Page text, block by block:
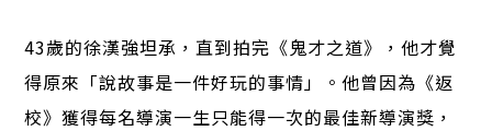
43歲的徐漢強坦承，直到拍完《鬼才之道》，他才覺
得原來「說故事是一件好玩的事情」。他曾因為《返
校》獲得每名導演一生只能得一次的最佳新導演獎，